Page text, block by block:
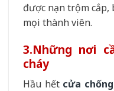
được nạn trộm cắp,
mọi thành viên.
3.Những nơi
cháy
Hầu hết cửa